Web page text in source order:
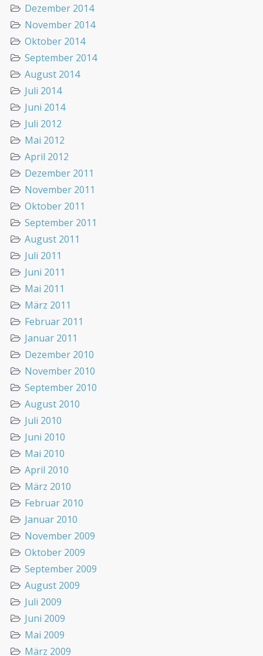
Dezember 2014
November 2014
Oktober 2014
September 2014
August 2014
Juli 2014
Juni 2014
Juli 2012
Mai 2012
April 2012
Dezember 2011
November 2011
Oktober 2011
September 2011
August 2011
Juli 2011
Juni 2011
Mai 2011
März 2011
Februar 2011
Januar 2011
Dezember 2010
November 2010
September 2010
August 2010
Juli 2010
Juni 2010
Mai 2010
April 2010
März 2010
Februar 2010
Januar 2010
November 2009
Oktober 2009
September 2009
August 2009
Juli 2009
Juni 2009
Mai 2009
März 2009